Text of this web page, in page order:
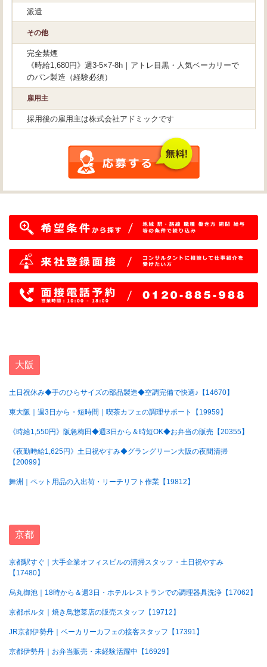
派遣
その他
完全禁煙
《時給1,680円》週3-5×7-8h｜アトレ目黒・人気ベーカリーで
のパン製造（経験必須）
雇用主
採用後の雇用主は株式会社アドミックです
大阪
土日祝休み◆手のひらサイズの部品製造◆空調完備で快適♪【14670】
東大阪｜週3日から・短時間｜喫茶カフェの調理サポート【19959】
《時給1,550円》阪急梅田◆週3日から＆時短OK◆お弁当の販売【20355】
《夜勤時給1,625円》土日祝やすみ◆グラングリーン大阪の夜間清掃
【20099】
舞洲｜ペット用品の入出荷・リーチリフト作業【19812】
京都
京都駅すぐ｜大手企業オフィスビルの清掃スタッフ・土日祝やすみ
【17480】
烏丸御池｜18時から＆週3日・ホテルレストランでの調理器具洗浄【17062】
京都ポルタ｜焼き鳥惣菜店の販売スタッフ【19712】
JR京都伊勢丹｜ベーカリーカフェの接客スタッフ【17391】
京都伊勢丹｜お弁当販売・未経験活躍中【16929】